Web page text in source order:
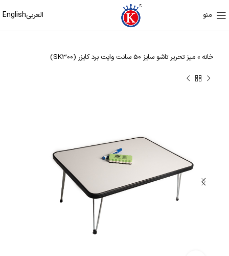
منو العربیEnglish
خانه » میز تحریر تاشو سایز 50 سانت وایت برد کایزر (SK300)